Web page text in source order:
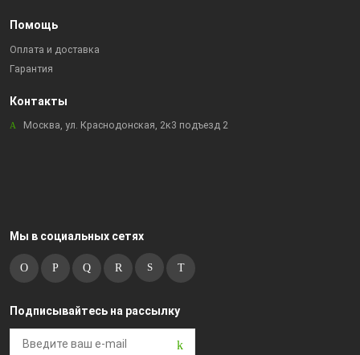
Помощь
Оплата и доставка
Гарантия
Контакты
Москва, ул. Краснодонская, 2к3 подъезд 2
Мы в социальных сетях
Подписывайтесь на рассылку